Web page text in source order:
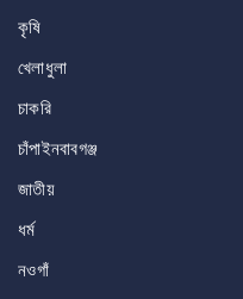
কৃষি
খেলাধুলা
চাকরি
চাঁপাইনবাবগঞ্জ
জাতীয়
ধর্ম
নওগাঁ